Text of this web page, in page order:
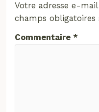
Votre adresse e-
champs
Commentaire*